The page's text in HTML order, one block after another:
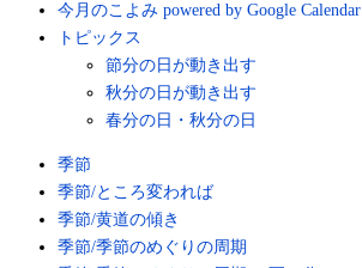
今月のこよみ powered by Google Calendar
トピックス
節分の日が動き出す
秋分の日が動き出す
春分の日・秋分の日
季節
季節/ところ変われば
季節/黄道の傾き
季節/季節のめぐりの周期